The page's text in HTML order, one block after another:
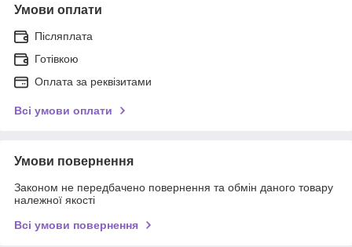
Умови оплати
Післяплата
Готівкою
Оплата за реквізитами
Всі умови оплати
Умови повернення
Законом не передбачено повернення та обмін даного товару
належної якості
Всі умови повернення